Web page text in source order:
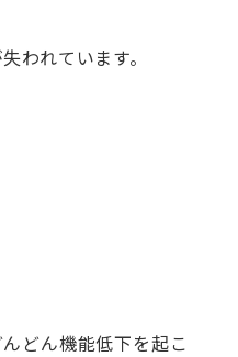
われています。
どん機能低下を起こ